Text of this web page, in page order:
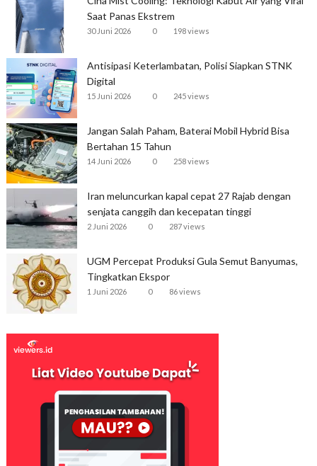
Saat Panas Ekstrem
30 Juni 2026 0 198 views
Antisipasi Keterlambatan, Polisi Siapkan STNK
Digital
15 Juni 2026 0 245 views
Jangan Salah Paham, Baterai Mobil Hybrid Bisa
Bertahan 15 Tahun
14 Juni 2026 0 258 views
Iran meluncurkan kapal cepat 27 Rajab dengan
senjata canggih dan kecepatan tinggi
2 Juni 2026 0 287 views
UGM Percepat Produksi Gula Semut Banyumas,
Tingkatkan Ekspor
1 Juni 2026 0 86 views